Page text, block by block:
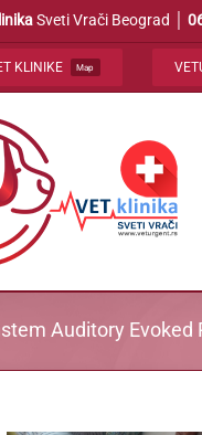
Sveti Vrači Beograd │
KLINIKE Map
Auditory Evoked